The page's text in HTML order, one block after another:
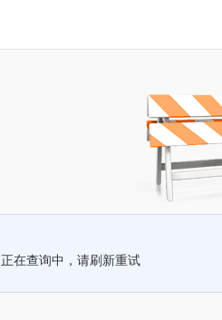
正在查询中，请刷新重试